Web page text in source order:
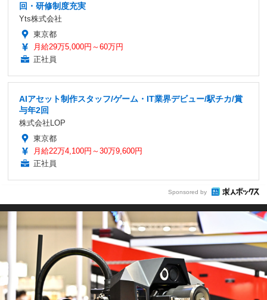
回・研修制度充実
Yts株式会社
東京都
月給29万5,000円～60万円
正社員
AIアセット制作スタッフ/ゲーム・IT業界デビュー/駅チカ/賞
与年2回
株式会社LOP
東京都
月給22万4,100円～30万9,600円
正社員
Sponsored by